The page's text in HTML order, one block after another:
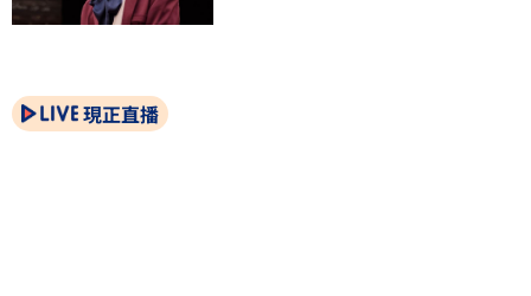
現正直播